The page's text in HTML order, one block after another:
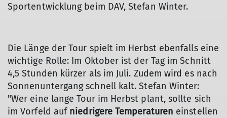
Sportentwicklung beim DAV, Stefan Winter.
Die Länge der Tour spielt im Herbst ebenfalls eine
wichtige Rolle: Im Oktober ist der Tag im Schnitt
4,5 Stunden kürzer als im Juli. Zudem wird es nach
Sonnenuntergang schnell kalt. Stefan Winter:
"Wer eine lange Tour im Herbst plant, sollte sich
im Vorfeld auf niedrigere Temperaturen einstellen